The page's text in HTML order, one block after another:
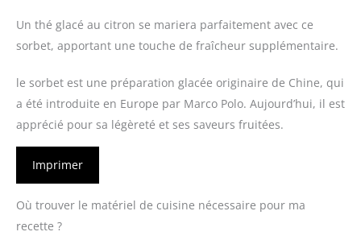
Un thé glacé au citron se mariera parfaitement avec ce
sorbet, apportant une touche de fraîcheur supplémentaire.
le sorbet est une préparation glacée originaire de Chine, qui
a été introduite en Europe par Marco Polo. Aujourd’hui, il est
apprécié pour sa légèreté et ses saveurs fruitées.
Imprimer
Où trouver le matériel de cuisine nécessaire pour ma
recette ?